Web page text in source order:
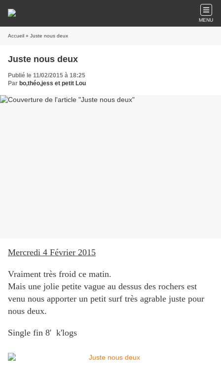
MENU
Accueil » Juste nous deux
Juste nous deux
Publié le 11/02/2015 à 18:25
Par bo,théo,jess et petit Lou
Mercredi 4 Février 2015
Vraiment très froid ce matin.
Mais une jolie petite vague au dessus des rochers est
venu nous apporter un petit surf très agrable juste pour
nous deux.
Single fin 8' k'logs